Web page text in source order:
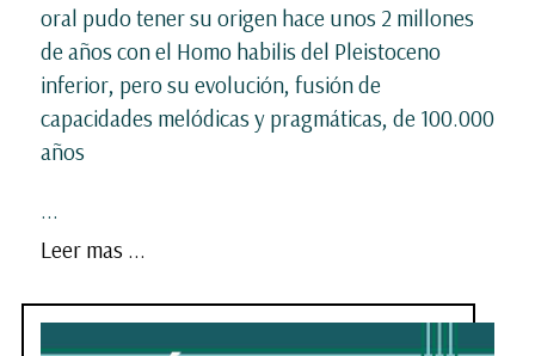
oral pudo tener su origen hace unos 2 millones
de años con el Homo habilis del Pleistoceno
inferior, pero su evolución, fusión de
capacidades melódicas y pragmáticas, de 100.000
años
...
Leer mas ...